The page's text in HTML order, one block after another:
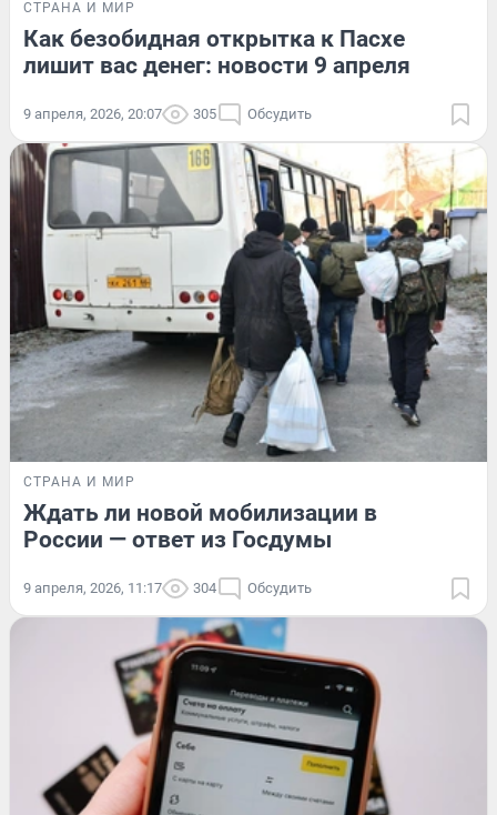
СТРАНА И МИР
Как безобидная открытка к Пасхе
лишит вас денег: новости 9 апреля
9 апреля, 2026, 20:07 305 Обсудить
СТРАНА И МИР
Ждать ли новой мобилизации в
России — ответ из Госдумы
9 апреля, 2026, 11:17 304 Обсудить